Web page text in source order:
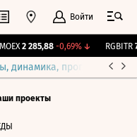
Войти
2 285,88 -0,69%↓ RGBITR
динамика, прогнозы
проекты